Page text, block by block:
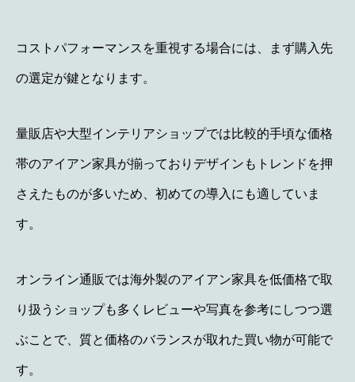
コストパフォーマンスを重視する場合には、まず購入先
の選定が鍵となります。
量販店や大型インテリアショップでは比較的手頃な価格
帯のアイアン家具が揃っておりデザインもトレンドを押
さえたものが多いため、初めての導入にも適していま
す。
オンライン通販では海外製のアイアン家具を低価格で取
り扱うショップも多くレビューや写真を参考にしつつ選
ぶことで、質と価格のバランスが取れた買い物が可能で
す。